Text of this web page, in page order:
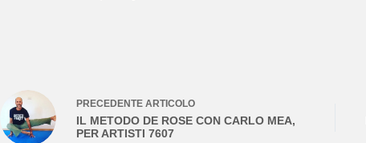
PRECEDENTE ARTICOLO
IL METODO DE ROSE CON CARLO MEA,
PER ARTISTI 7607